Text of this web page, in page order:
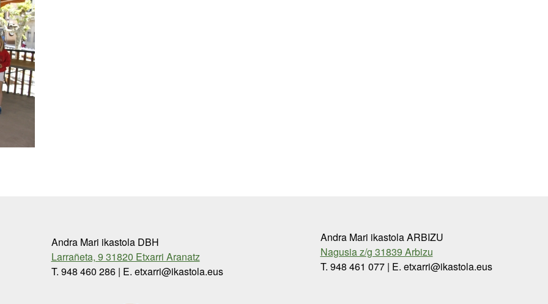
Andra Mari ikastola DBH
Larrañeta, 9 31820 Etxarri Aranatz
T. 948 460 286 | E. etxarri@ikastola.eus
Andra Mari ikastola ARBIZU
Nagusia z/g 31839 Arbizu
T. 948 461 077 | E. etxarri@ikastola.eus